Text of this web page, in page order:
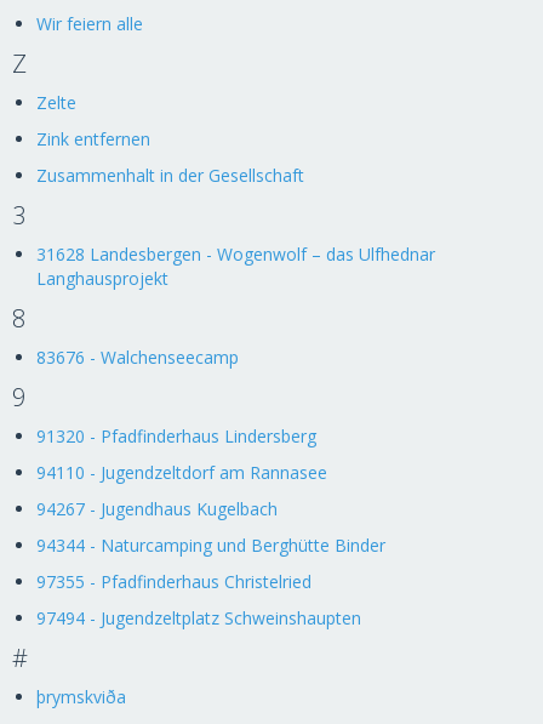
Wir feiern alle
Z
Zelte
Zink entfernen
Zusammenhalt in der Gesellschaft
3
31628 Landesbergen - Wogenwolf – das Ulfhednar
Langhausprojekt
8
83676 - Walchenseecamp
9
91320 - Pfadfinderhaus Lindersberg
94110 - Jugendzeltdorf am Rannasee
94267 - Jugendhaus Kugelbach
94344 - Naturcamping und Berghütte Binder
97355 - Pfadfinderhaus Christelried
97494 - Jugendzeltplatz Schweinshaupten
#
þrymskviða